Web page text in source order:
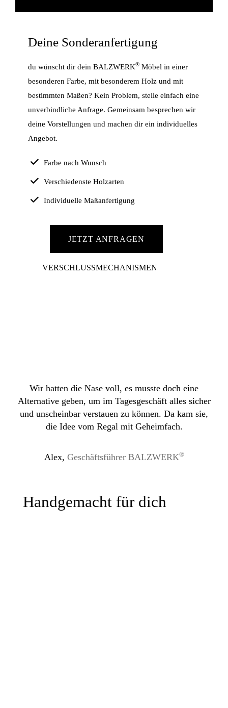
Deine Sonderanfertigung
du wünscht dir dein BALZWERK® Möbel in einer
besonderen Farbe, mit besonderem Holz und mit
bestimmten Maßen? Kein Problem, stelle einfach eine
unverbindliche Anfrage. Gemeinsam besprechen wir
deine Vorstellungen und machen dir ein individuelles
Angebot.
Farbe nach Wunsch
Verschiedenste Holzarten
Individuelle Maßanfertigung
JETZT ANFRAGEN
VERSCHLUSSMECHANISMEN
Wir hatten die Nase voll, es musste doch eine
Alternative geben, um im Tagesgeschäft alles sicher
und unscheinbar verstauen zu können. Da kam sie,
die Idee vom Regal mit Geheimfach.
Alex, Geschäftsführer BALZWERK®
Handgemacht für dich